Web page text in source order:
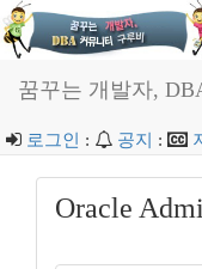
꿈꾸는 개발자,
로그인 : 공지 :
Oracle